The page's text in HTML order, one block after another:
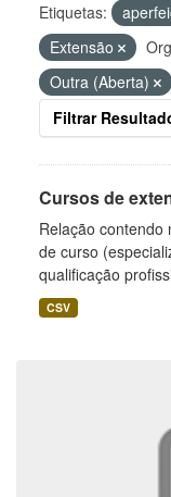
Etiquetas:
Extensão
Outra (Aberta)
Filtrar
Cursos de
Relação contendo
de curso
qualificação
CSV